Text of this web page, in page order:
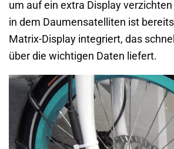
um auf ein extra Display
in dem Daumensatelliten ist
Matrix-Display integriert, das
über die wichtigen Daten liefert.